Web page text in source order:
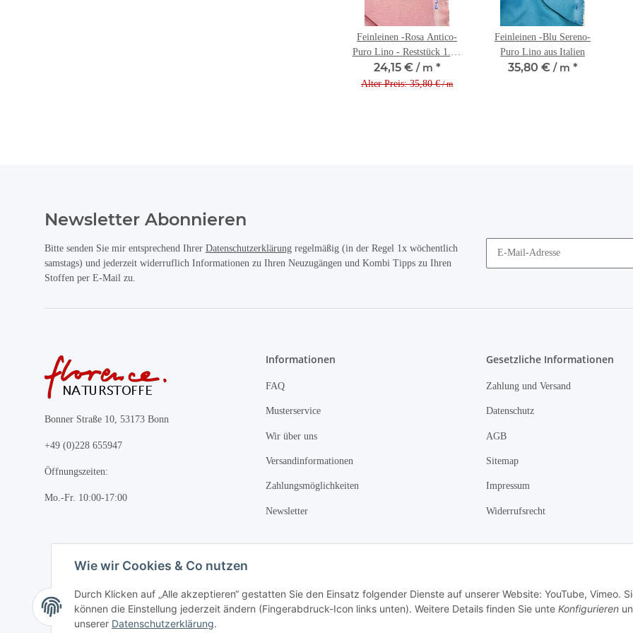
Feinleinen -Rosa Antico-
Puro Lino - Reststück 1.-m
m.kl. Fehler
24,15 €/ m *
Alter Preis: 35,80 €/ m
Feinleinen -Blu Sereno-
Puro Lino aus Italien
35,80 €/ m *
Newsletter Abonnieren
Bitte senden Sie mir entsprechend Ihrer Datenschutzerklärung regelmäßig (in der Regel 1x wöchentlich
samstags) und jederzeit widerruflich Informationen zu Ihren Neuzugängen und Kombi Tipps zu Ihren
Stoffen per E-Mail zu.
Bonner Straße 10, 53173 Bonn
+49 (0)228 655947
Öffnungszeiten:
Mo.-Fr. 10:00-17:00
Informationen
FAQ
Musterservice
Wir über uns
Versandinformationen
Zahlungsmöglichkeiten
Newsletter
Gesetzliche Informationen
Zahlung und Versand
Datenschutz
AGB
Sitemap
Impressum
Widerrufsrecht
Wie wir Cookies & Co nutzen
Durch Klicken auf „Alle akzeptieren“ gestatten Sie den Einsatz folgender Dienste auf unserer Website: YouTube, Vimeo.
können die Einstellung jederzeit ändern (Fingerabdruck-Icon links unten). Weitere Details finden Sie unte Konfigurieren
unserer Datenschutzerklärung.